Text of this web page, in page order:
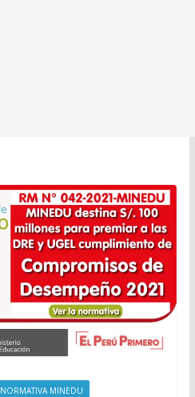
NORMATIVA MINEDU